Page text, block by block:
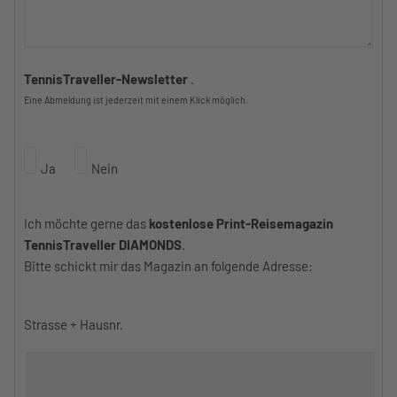
TennisTraveller-Newsletter .
Eine Abmeldung ist jederzeit mit einem Klick möglich.
Ja Nein
Ich möchte gerne das kostenlose Print-Reisemagazin
TennisTraveller DIAMONDS.
Bitte schickt mir das Magazin an folgende Adresse:
Strasse + Hausnr.